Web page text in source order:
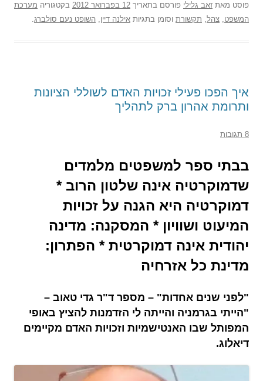
פוסטמאתזאב גליליפורסם בתאריך12 בפברואר 2012 בקטגוריהמערכת
המשפט,צהל,תקשורתוסומן בתגיותאילנה דיין,השופט נעם סולברג.
איך הפכו פעילי זכויות האדם לשוללי הציונות
ותרומת אהרון ברק לתהליך
בבתי ספר למשפטים מלמדים
שדמוקרטיה אינה שלטון הרוב *
דמוקרטיה היא הגנה על זכויות
המיעוט ושוויון * המסקנה: מדינה
יהודית אינה דמוקרטית * הפתרון:
מדינת כל אזרחיה
"לפני שנים אחדות" – מספר ד"ר גדי טאוב –
"הייתי בגרמניה והייתה לי הזדמנות להציץ באופי
המפותל שבו האנטישמיות וזכויות האדם מקיימים
דיאלוג.